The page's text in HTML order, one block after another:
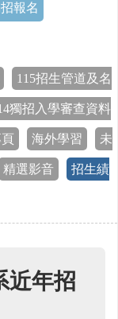
報名
115招生管道及名
獨招入學審查資料
海外學習 未
精選影音 招生績
近年招